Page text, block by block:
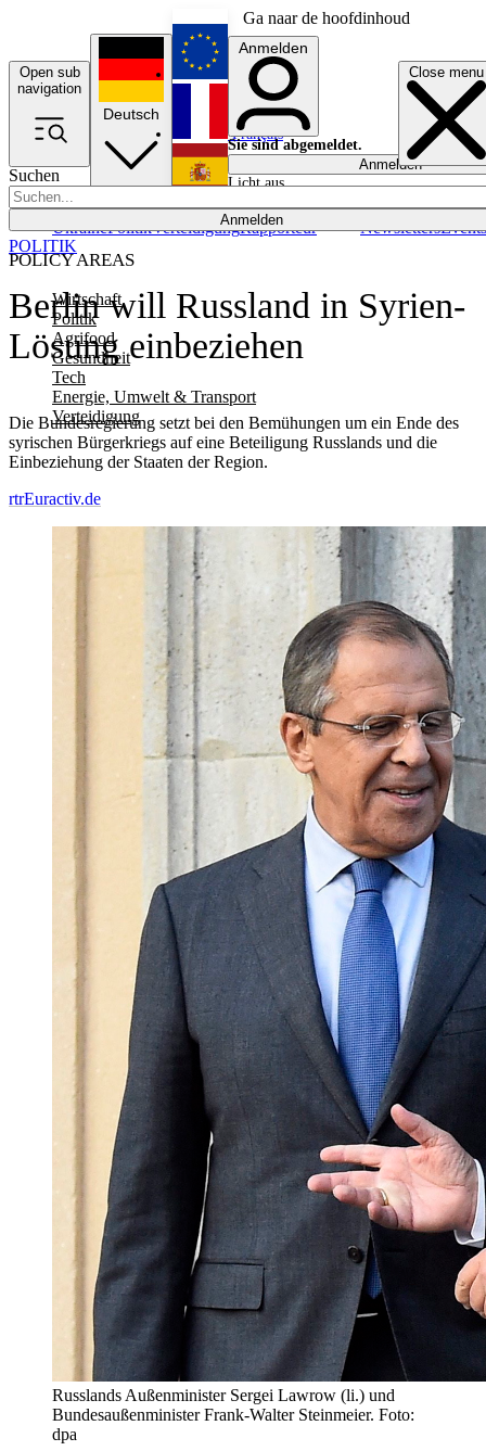
Ga naar de hoofdinhoud
Open sub
navigation
Close menu
Suchen
Anmelden
POLICY AREAS
Wirtschaft
Politik
Agrifood
Gesundheit
Tech
Energie, Umwelt & Transport
Verteidigung
UkrainePolitikVerteidigungRapporteur NewslettersEvents
Deutsch
English
Français
Anmelden
Sie sind abgemeldet.
Anmelden
Licht aus
Berlin will Russland in Syrien-
Lösung einbeziehen
Die Bundesregierung setzt bei den Bemühungen um ein Ende des
syrischen Bürgerkriegs auf eine Beteiligung Russlands und die
Einbeziehung der Staaten der Region.
POLITIK
rtrEuractiv.de
Russlands Außenminister Sergei Lawrow (li.) und
Bundesaußenminister Frank-Walter Steinmeier. Foto:
dpa